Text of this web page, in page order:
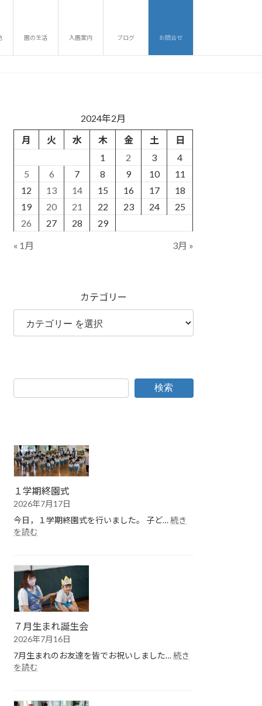
園の生活 入園案内 ブログ お問合せ
2024年2月
月
火 水 木 金 土
日
1
2 3
4
5
6 7 8 9 10
11
12
13 14 15 16 17
18
19
20 21 22 23 24
25
26
27 28 29
« 1月 3月 »
カテゴリー
検索
１学期終園式
2026年7月17日
今日，１学期終園式を行いました。 子ど…続き
を読む
期
園
式
７月生まれ誕生会
2026年7月16日
7月生まれのお友達を皆でお祝いしました…続き
を読む
生